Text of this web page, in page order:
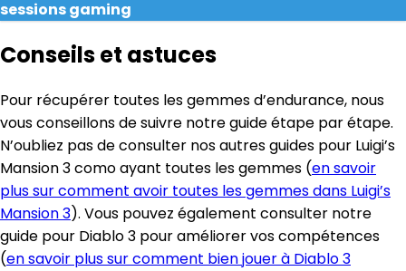
sessions gaming
Conseils et astuces
Pour récupérer toutes les gemmes d’endurance, nous
vous conseillons de suivre notre guide étape par étape.
N’oubliez pas de consulter nos autres guides pour Luigi’s
Mansion 3 como ayant toutes les gemmes (en savoir
plus sur comment avoir toutes les gemmes dans Luigi’s
Mansion 3). Vous pouvez également consulter notre
guide pour Diablo 3 pour améliorer vos compétences
(en savoir plus sur comment bien jouer à Diablo 3